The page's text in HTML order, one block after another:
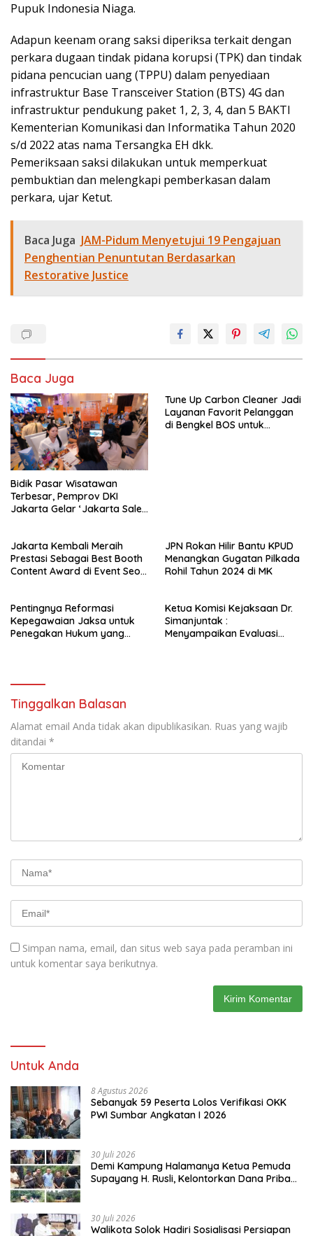
Pupuk Indonesia Niaga.
Adapun keenam orang saksi diperiksa terkait dengan
perkara dugaan tindak pidana korupsi (TPK) dan tindak
pidana pencucian uang (TPPU) dalam penyediaan
infrastruktur Base Transceiver Station (BTS) 4G dan
infrastruktur pendukung paket 1, 2, 3, 4, dan 5 BAKTI
Kementerian Komunikasi dan Informatika Tahun 2020
s/d 2022 atas nama Tersangka EH dkk.
Pemeriksaan saksi dilakukan untuk memperkuat
pembuktian dan melengkapi pemberkasan dalam
perkara, ujar Ketut.
Baca Juga JAM-Pidum Menyetujui 19 Pengajuan
Penghentian Penuntutan Berdasarkan
Restorative Justice
Baca Juga
Bidik Pasar Wisatawan
Terbesar, Pemprov DKI
Jakarta Gelar ‘Jakarta Sales
Tune Up Carbon Cleaner Jadi
Layanan Favorit Pelanggan
di Bengkel BOS untuk
Jakarta Kembali Meraih
Prestasi Sebagai Best Booth
Content Award di Event Seoul
JPN Rokan Hilir Bantu KPUD
Menangkan Gugatan Pilkada
Rohil Tahun 2024 di MK
Pentingnya Reformasi
Kepegawaian Jaksa untuk
Penegakan Hukum yang
Ketua Komisi Kejaksaan Dr.
Simanjuntak :
Menyampaikan Evaluasi
Tinggalkan Balasan
Alamat email Anda tidak akan dipublikasikan. Ruas yang wajib
ditandai *
Simpan nama, email, dan situs web saya pada peramban ini
untuk komentar saya berikutnya.
Untuk Anda
8 Agustus 2026
Sebanyak 59 Peserta Lolos Verifikasi OKK
PWI Sumbar Angkatan I 2026
30 Juli 2026
Demi Kampung Halamanya Ketua Pemuda
Supayang H. Rusli, Kelontorkan Dana Pribadi
30 Juli 2026
Walikota Solok Hadiri Sosialisasi Persiapan